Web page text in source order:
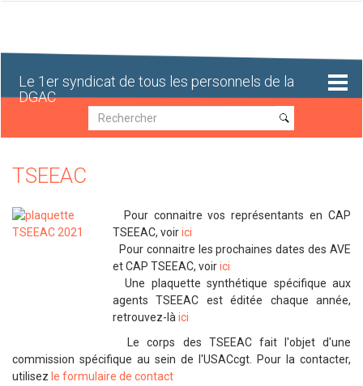
Le 1er syndicat de tous les personnels de la
DGAC
Recherche
Recherche
TSEEAC
Pour connaitre vos représentants en CAP
TSEEAC, voirici
Pour connaitre les prochaines dates des AVE
et CAP TSEEAC, voirici
Une plaquette synthétique spécifique aux
agents TSEEAC est éditée chaque année,
retrouvez-là ici
Le corps des TSEEAC fait l'objet d'une
commission spécifique au sein de l'USACcgt. Pour la contacter,
utilisez le formulaire de contact